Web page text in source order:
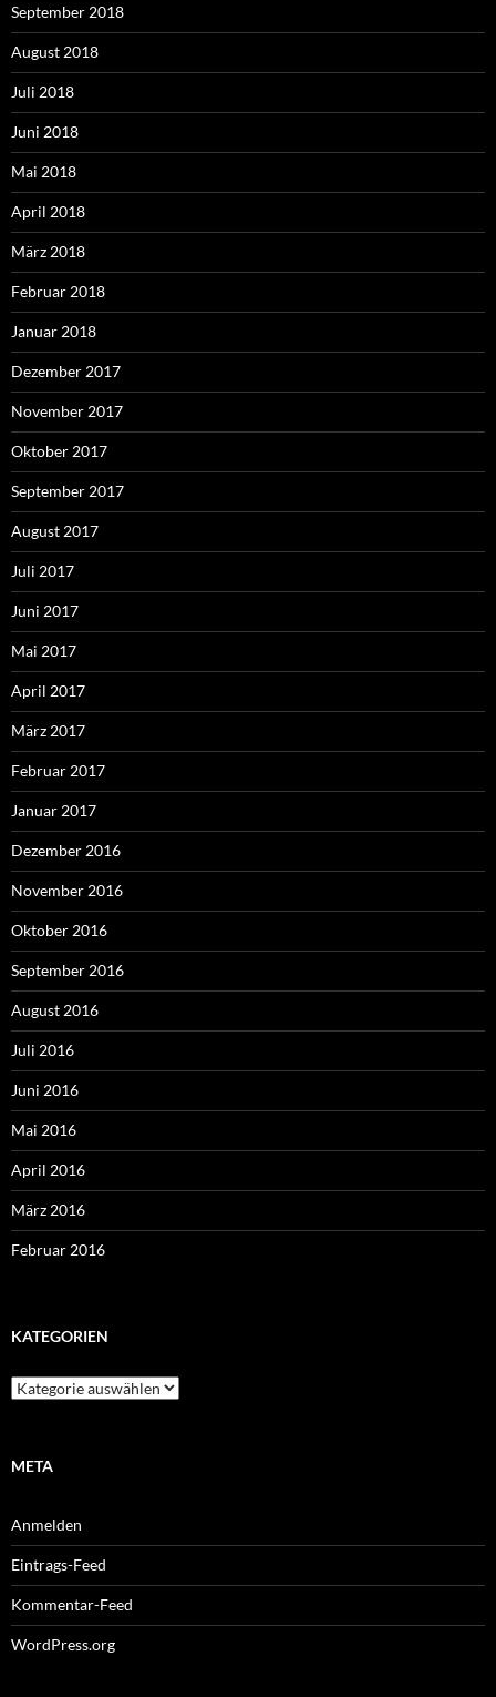
September 2018
August 2018
Juli 2018
Juni 2018
Mai 2018
April 2018
März 2018
Februar 2018
Januar 2018
Dezember 2017
November 2017
Oktober 2017
September 2017
August 2017
Juli 2017
Juni 2017
Mai 2017
April 2017
März 2017
Februar 2017
Januar 2017
Dezember 2016
November 2016
Oktober 2016
September 2016
August 2016
Juli 2016
Juni 2016
Mai 2016
April 2016
März 2016
Februar 2016
KATEGORIEN
Kategorien
META
Anmelden
Eintrags-Feed
Kommentar-Feed
WordPress.org